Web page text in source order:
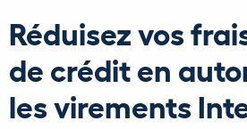
Réduisez vos
de crédit en
les virements